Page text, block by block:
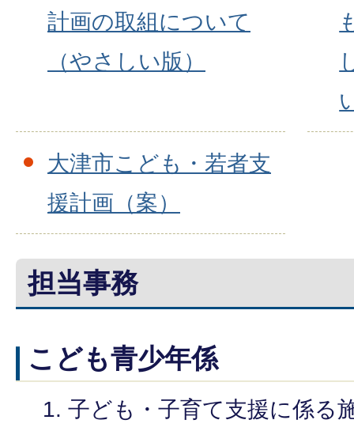
計画の取組について
（やさしい版）
大津市こども・若者支
援計画（案）
担当事務
こども青少年係
子ども・子育て支援に係る